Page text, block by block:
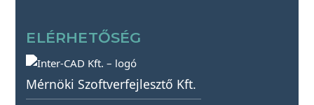
ELÉRHETŐSÉG
Mérnöki Szoftverfejlesztő Kft.